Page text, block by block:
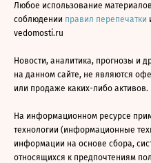
Любое использование
соблюдении правил перепечатки
vedomosti.ru
Новости, аналитика, прогнозы и
на данном сайте, не являются
или продаже каких-либо активов.
На информационном ресурсе
технологии (информационные
информации на основе сбора,
относящихся к предпочтениям